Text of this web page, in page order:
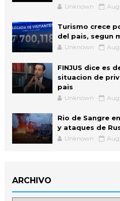
Unknown
Turismo crece
del pais, segun
Unknown
FINJUS dice es
situacion de
pais
Unknown
Rio de Sangre
y ataques de
Unknown
ARCHIVO